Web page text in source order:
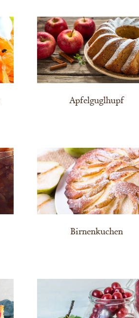
Apfelguglhupf
Birnenkuchen